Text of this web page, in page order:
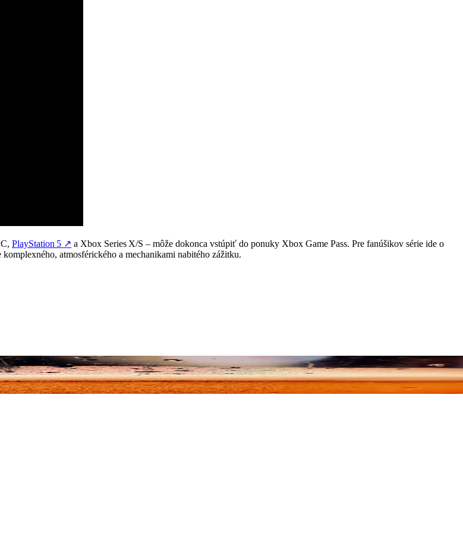
PlayStation 5 ↗ a Xbox Series X/S – môže dokonca vstúpiť do ponuky Xbox Game Pass. Pre fanúšikov série ide o
atmosférického a mechanikami nabitého zážitku.